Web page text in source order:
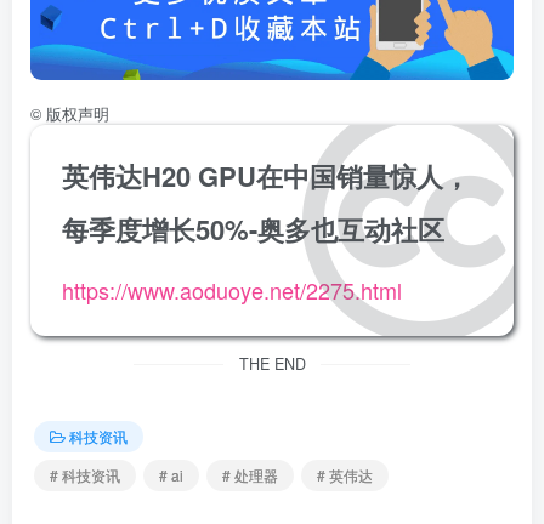
© 版权声明
英伟达H20 GPU在中国销量惊人，
每季度增长50%-奥多也互动社区
https://www.aoduoye.net/2275.html
THE END
科技资讯
# 科技资讯
# ai # 处理器 # 英伟达